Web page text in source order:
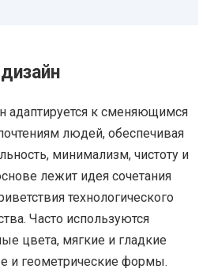
адаптируется к сменяющимся
людей, обеспечивая
минимализм, чистоту и
лежит идея сочетания
технологического
Часто используются
цвета, мягкие и гладкие
и геометрические формы.